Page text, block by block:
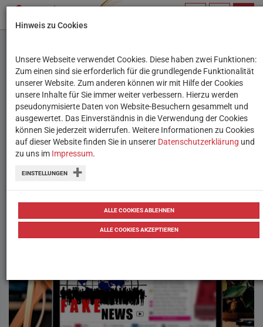
10 kostenlose Inhalte
zum Thema "Fake News"
im Unterricht
Ob Quiz, Unterrichtsmaterial oder Spiele:
Kostenlose Inhalte, die sich im
Unterricht zum Thema Fake News
einsetzen lassen.
vonTanja Waculik 17.04.2018 Tipps Tipps
Hinweis zu Cookies
Unsere Webseite verwendet Cookies. Diese haben zwei Funktionen:
Zum einen sind sie erforderlich für die grundlegende Funktionalität
unserer Website. Zum anderen können wir mit Hilfe der Cookies
unsere Inhalte für Sie immer weiter verbessern. Hierzu werden
pseudonymisierte Daten von Website-Besuchern gesammelt und
ausgewertet. Das Einverständnis in die Verwendung der Cookies
können Sie jederzeit widerrufen. Weitere Informationen zu Cookies
auf dieser Website finden Sie in unserer Datenschutzerklärung und
zu uns im Impressum.
EINSTELLUNGEN
ALLE COOKIES ABLEHNEN
ALLE COOKIES AKZEPTIEREN